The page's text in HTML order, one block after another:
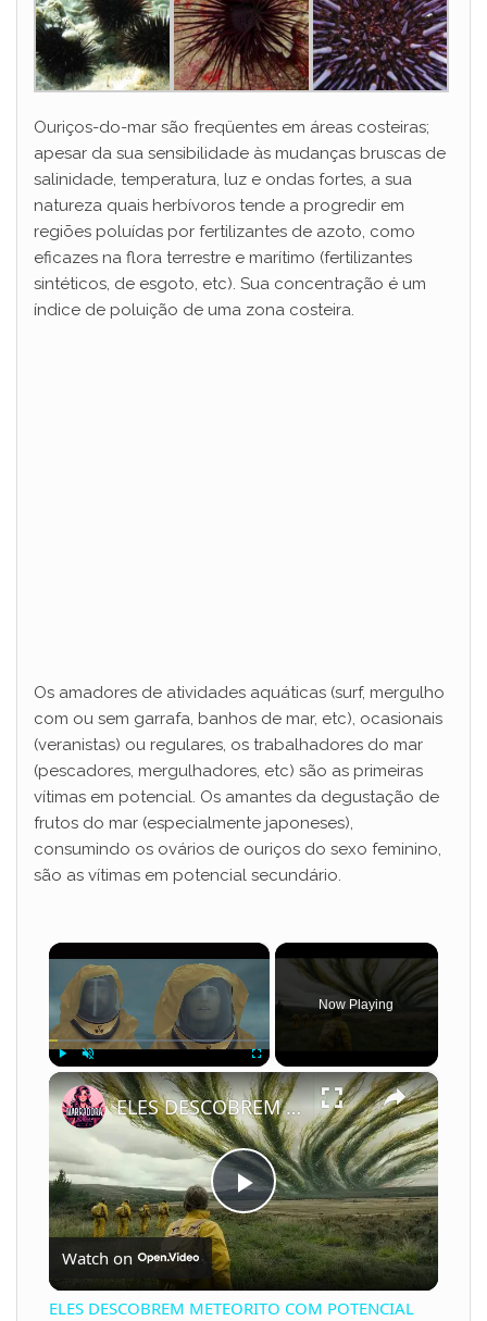
Ouriços-do-mar são freqüentes em áreas costeiras;
apesar da sua sensibilidade às mudanças bruscas de
salinidade, temperatura, luz e ondas fortes, a sua
natureza quais herbívoros tende a progredir em
regiões poluídas por fertilizantes de azoto, como
eficazes na flora terrestre e marítimo (fertilizantes
sintéticos, de esgoto, etc). Sua concentração é um
índice de poluição de uma zona costeira.
Os amadores de atividades aquáticas (surf, mergulho
com ou sem garrafa, banhos de mar, etc), ocasionais
(veranistas) ou regulares, os trabalhadores do mar
(pescadores, mergulhadores, etc) são as primeiras
vítimas em potencial. Os amantes da degustação de
frutos do mar (especialmente japoneses),
consumindo os ovários de ouriços do sexo feminino,
são as vítimas em potencial secundário.
×
Play Unmute Fullscreen
Now Playing
×
P
l
ELES DESCOBREM METEORITO COM POTENCIAL BIOLÓGICO PARA EXTERMINAR A HUMANIDADE
Watch on
ELES DESCOBREM METEORITO COM POTENCIAL